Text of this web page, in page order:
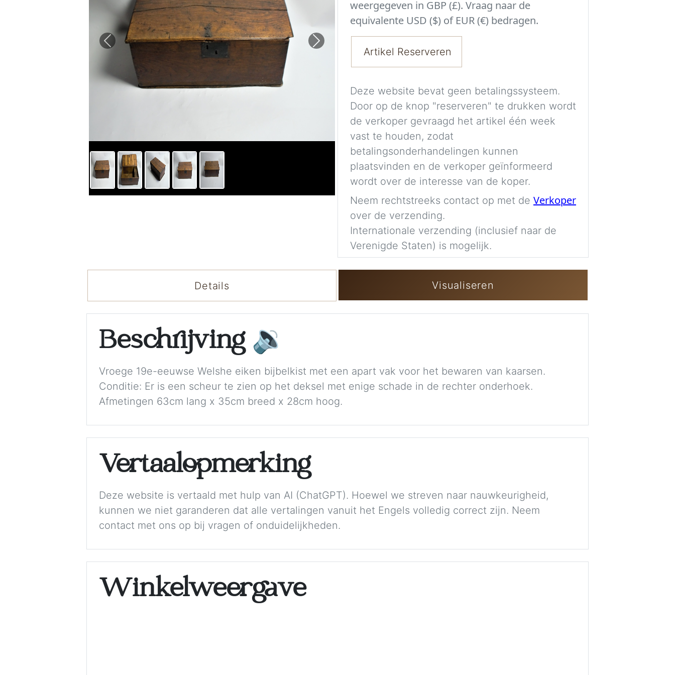
Previous Next
weergegeven in GBP (£). Vraag naar de
equivalente USD ($) of EUR (€) bedragen.
Artikel Reserveren
Deze website bevat geen betalingssysteem.
Door op de knop "reserveren" te drukken wordt
de verkoper gevraagd het artikel één week
vast te houden, zodat
betalingsonderhandelingen kunnen
plaatsvinden en de verkoper geïnformeerd
wordt over de interesse van de koper.
Neem rechtstreeks contact op met de Verkoper
over de verzending.
Internationale verzending (inclusief naar de
Verenigde Staten) is mogelijk.
Details
Visualiseren
Beschrijving 🔉
Vroege 19e-eeuwse Welshe eiken bijbelkist met een apart vak voor het bewaren van kaarsen.
Conditie: Er is een scheur te zien op het deksel met enige schade in de rechter onderhoek.
Afmetingen 63cm lang x 35cm breed x 28cm hoog.
Vertaalopmerking
Deze website is vertaald met hulp van AI (ChatGPT). Hoewel we streven naar nauwkeurigheid,
kunnen we niet garanderen dat alle vertalingen vanuit het Engels volledig correct zijn. Neem
contact met ons op bij vragen of onduidelijkheden.
Winkelweergave